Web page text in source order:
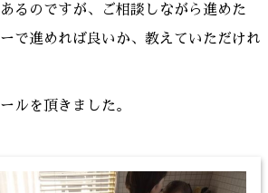
るのですが、ご相談しながら進めた
で進めれば良いか、教えていただけれ
ルを頂きました。